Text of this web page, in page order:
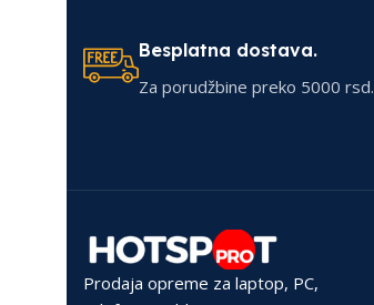
Besplatna dostava.
Za porudžbine preko 5000 rsd.
Prodaja opreme za laptop, PC,